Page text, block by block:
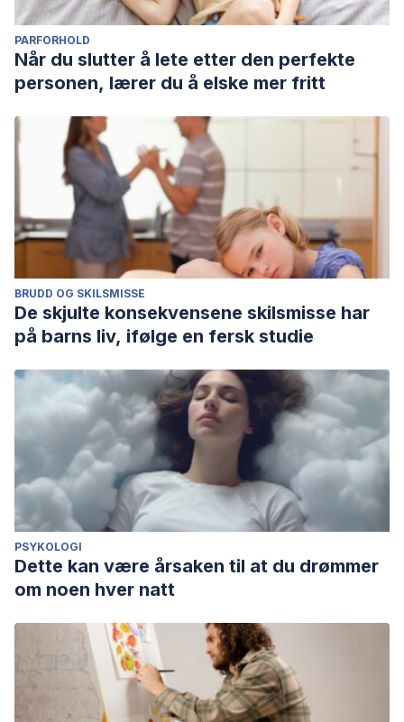
PARFORHOLD
Når du slutter å lete etter den perfekte
personen, lærer du å elske mer fritt
BRUDD OG SKILSMISSE
De skjulte konsekvensene skilsmisse har
på barns liv, ifølge en fersk studie
PSYKOLOGI
Dette kan være årsaken til at du drømmer
om noen hver natt